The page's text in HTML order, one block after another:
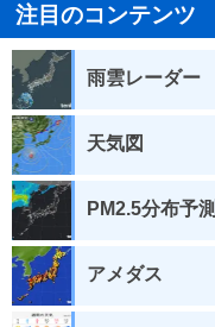
注目のコンテンツ
雨雲レーダー
天気図
PM2.5分布予測
アメダス